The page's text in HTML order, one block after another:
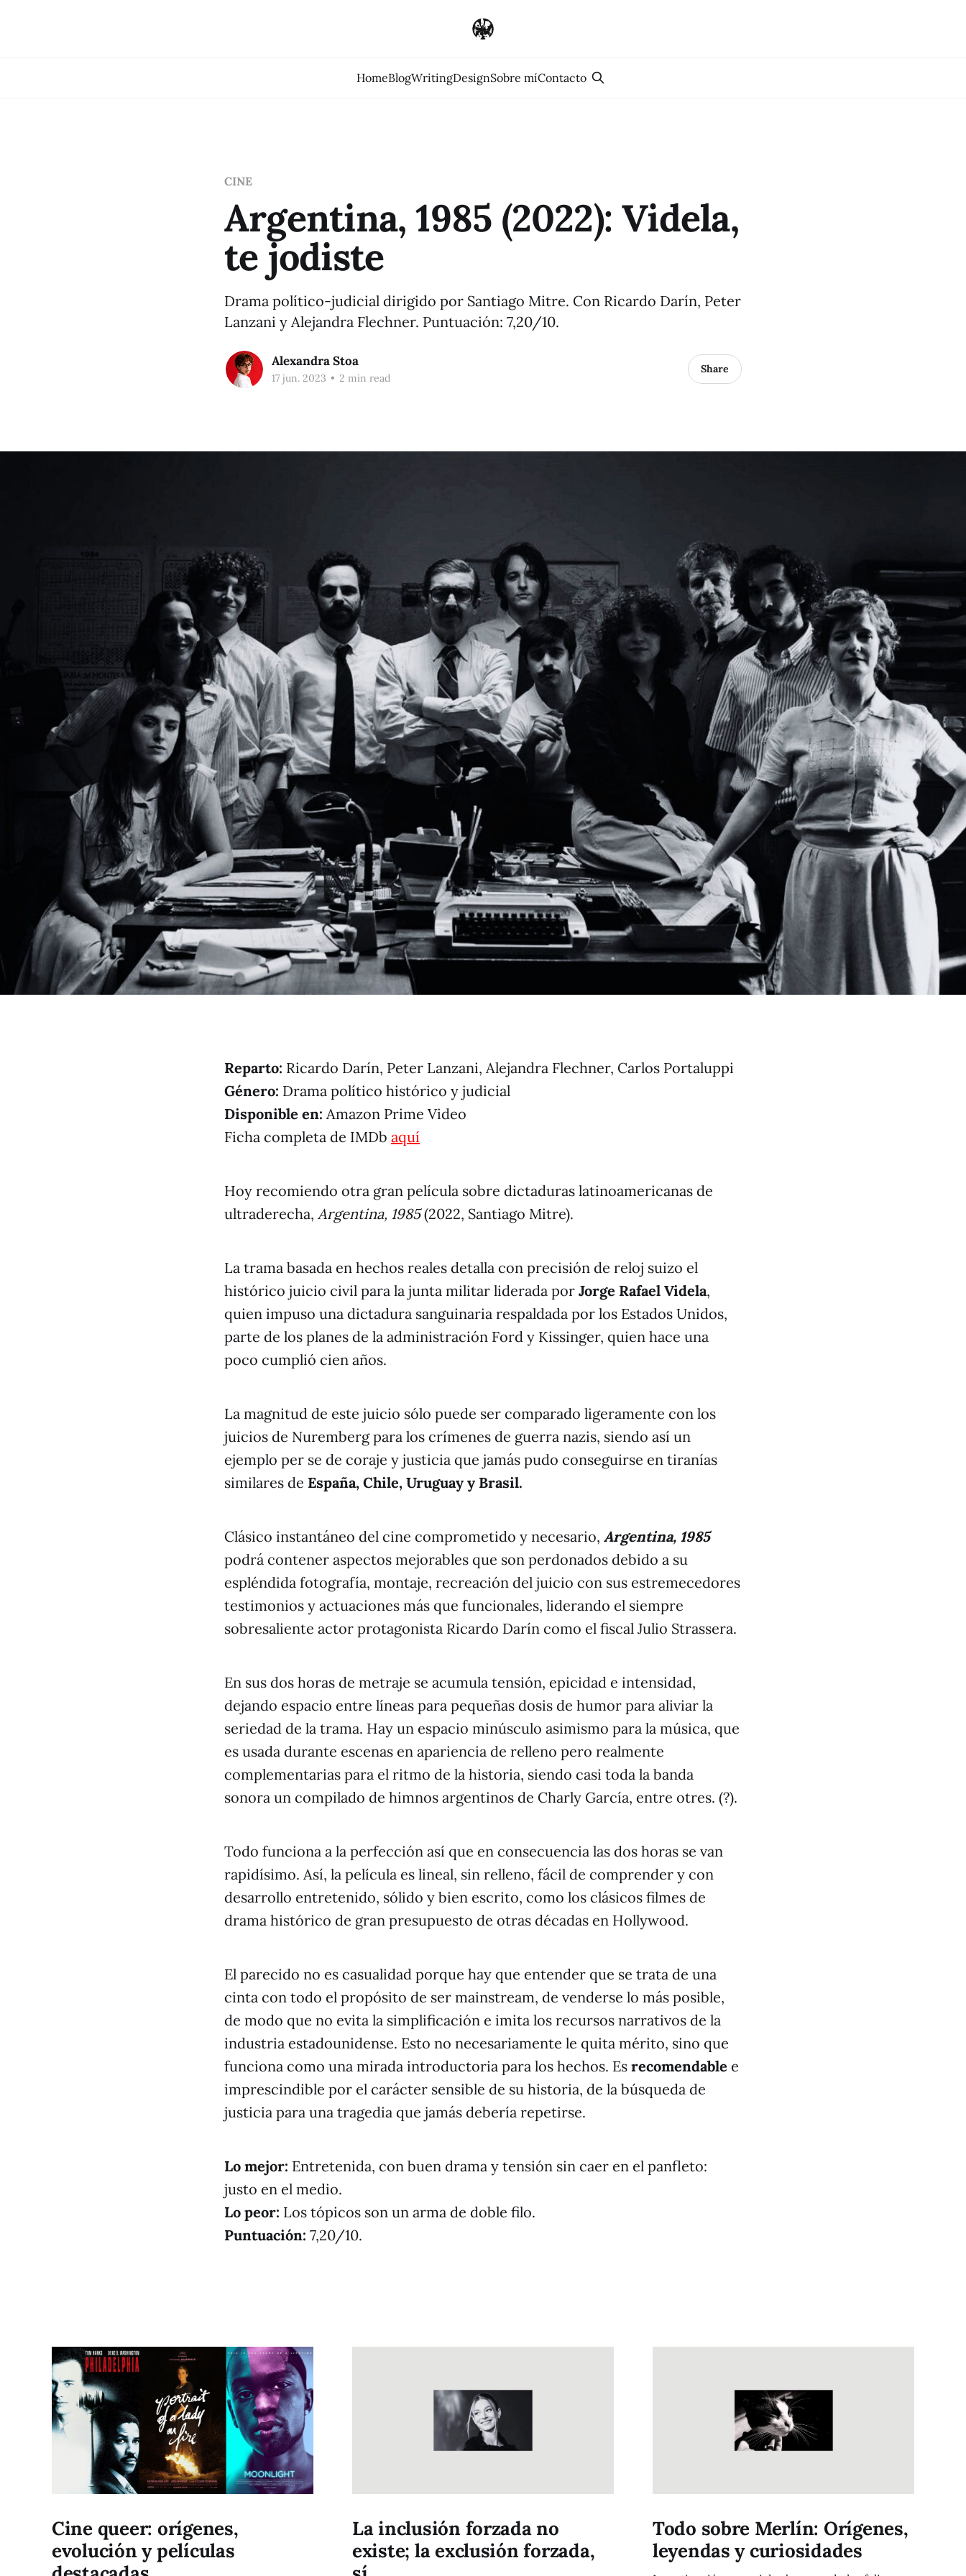
HomeBlogWritingDesignSobre míContacto
CINE
Argentina, 1985 (2022): Videla,
te jodiste
Drama político-judicial dirigido por Santiago Mitre. Con Ricardo Darín, Peter
Lanzani y Alejandra Flechner. Puntuación: 7,20/10.
Alexandra Stoa
17 jun. 2023 • 2 min read
Share
Reparto: Ricardo Darín, Peter Lanzani, Alejandra Flechner, Carlos Portaluppi
Género: Drama político histórico y judicial
Disponible en: Amazon Prime Video
Ficha completa de IMDb aquí
Hoy recomiendo otra gran película sobre dictaduras latinoamericanas de
ultraderecha, Argentina, 1985(2022, Santiago Mitre).
La trama basada en hechos reales detalla con precisión de reloj suizo el
histórico juicio civil para la junta militar liderada por Jorge Rafael Videla,
quien impuso una dictadura sanguinaria respaldada por los Estados Unidos,
parte de los planes de la administración Ford y Kissinger, quien hace una
poco cumplió cien años.
La magnitud de este juicio sólo puede ser comparado ligeramente con los
juicios de Nuremberg para los crímenes de guerra nazis, siendo así un
ejemplo per se de coraje y justicia que jamás pudo conseguirse en tiranías
similares de España, Chile, Uruguay y Brasil.
Clásico instantáneo del cine comprometido y necesario, Argentina, 1985
podrá contener aspectos mejorables que son perdonados debido a su
espléndida fotografía, montaje, recreación del juicio con sus estremecedores
testimonios y actuaciones más que funcionales, liderando el siempre
sobresaliente actor protagonista Ricardo Darín como el fiscal Julio Strassera.
En sus dos horas de metraje se acumula tensión, epicidad e intensidad,
dejando espacio entre líneas para pequeñas dosis de humor para aliviar la
seriedad de la trama. Hay un espacio minúsculo asimismo para la música, que
es usada durante escenas en apariencia de relleno pero realmente
complementarias para el ritmo de la historia, siendo casi toda la banda
sonora un compilado de himnos argentinos de Charly García, entre otres. (?).
Todo funciona a la perfección así que en consecuencia las dos horas se van
rapidísimo. Así, la película es lineal, sin relleno, fácil de comprender y con
desarrollo entretenido, sólido y bien escrito, como los clásicos filmes de
drama histórico de gran presupuesto de otras décadas en Hollywood.
El parecido no es casualidad porque hay que entender que se trata de una
cinta con todo el propósito de ser mainstream, de venderse lo más posible,
de modo que no evita la simplificación e imita los recursos narrativos de la
industria estadounidense. Esto no necesariamente le quita mérito, sino que
funciona como una mirada introductoria para los hechos. Es recomendable e
imprescindible por el carácter sensible de su historia, de la búsqueda de
justicia para una tragedia que jamás debería repetirse.
Lo mejor: Entretenida, con buen drama y tensión sin caer en el panfleto:
justo en el medio.
Lo peor: Los tópicos son un arma de doble filo.
Puntuación: 7,20/10.
Cine queer: orígenes,
evolución y películas
La inclusión forzada no
existe; la exclusión forzada,
Todo sobre Merlín: Orígenes,
leyendas y curiosidades